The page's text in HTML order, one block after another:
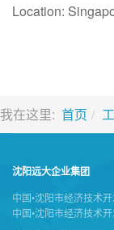
Location:
我在这里: 首页
沈阳远大企业集团
中国•沈阳市经济技术
中国•沈阳市经济技术